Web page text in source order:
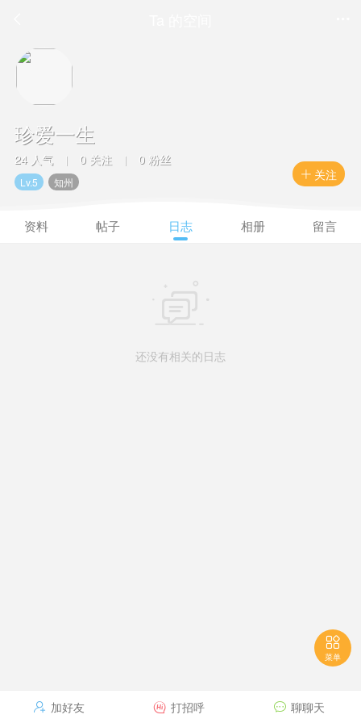
 关注
珍爱一生
24 人气 | 0 关注 | 0 粉丝
Lv.5 知州
资料 帖子 日志 相册 留言
还没有相关的日志
 加好友  打招呼  聊聊天

菜单